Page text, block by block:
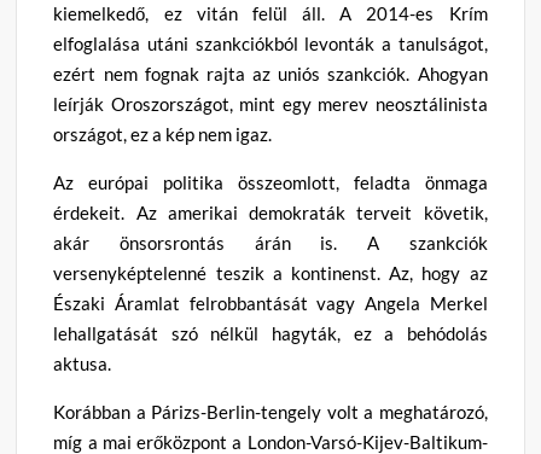
kiemelkedő, ez vitán felül áll. A 2014-es Krím
elfoglalása utáni szankciókból levonták a tanulságot,
ezért nem fognak rajta az uniós szankciók. Ahogyan
leírják Oroszországot, mint egy merev neosztálinista
országot, ez a kép nem igaz.
Az európai politika összeomlott, feladta önmaga
érdekeit. Az amerikai demokraták terveit követik,
akár önsorsrontás árán is. A szankciók
versenyképtelenné teszik a kontinenst. Az, hogy az
Északi Áramlat felrobbantását vagy Angela Merkel
lehallgatását szó nélkül hagyták, ez a behódolás
aktusa.
Korábban a Párizs-Berlin-tengely volt a meghatározó,
míg a mai erőközpont a London-Varsó-Kijev-Baltikum-